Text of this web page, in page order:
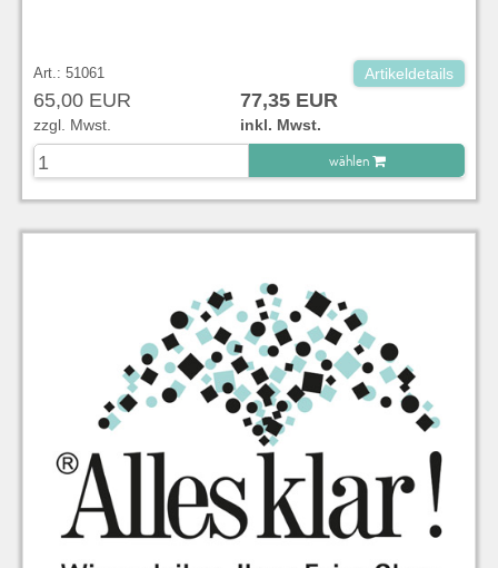
Art.: 51061 Artikeldetails
65,00 EUR 77,35 EUR
zzgl. Mwst.
inkl. Mwst.
wählen
zu Warenkorb hinzugefügt.